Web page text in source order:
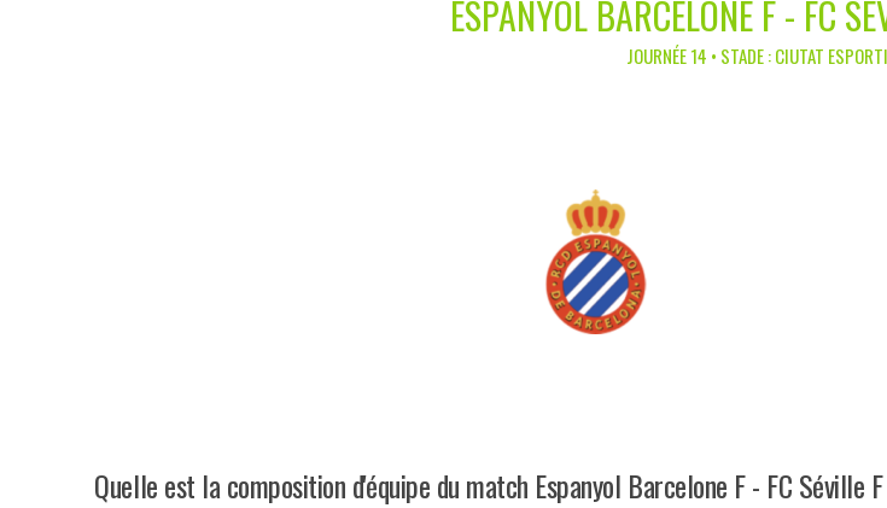
ESPANYOL BARCELONE F - FC
JOURNÉE 14 • STADE : CIUTAT
Quelle est la composition d'équipe du match Espanyol Barcelone F - FC Séville